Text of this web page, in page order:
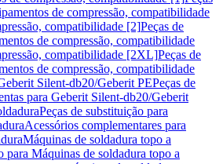
de compressão, compatibilidade
compatibilidade [2]Peças de
de compressão, compatibilidade
compatibilidade [2XL]Peças de
de compressão, compatibilidade
Silent-db20/Geberit PEPeças de
para Geberit Silent-db20/Geberit
Peças de substituição para
Acessórios complementares para
Máquinas de soldadura topo a
para Máquinas de soldadura topo a